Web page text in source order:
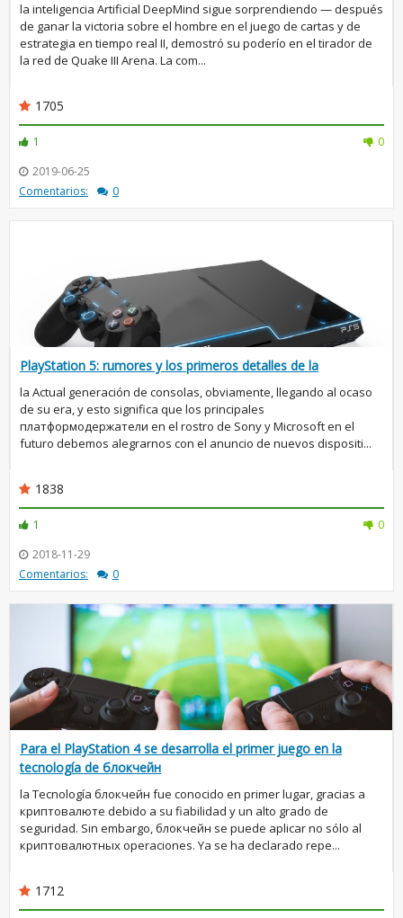
la inteligencia Artificial DeepMind sigue sorprendiendo — después
de ganar la victoria sobre el hombre en el juego de cartas y de
estrategia en tiempo real II, demostró su poderío en el tirador de
la red de Quake III Arena. La com...
1705
1
0
2019-06-25
Comentarios:
0
PlayStation 5: rumores y los primeros detalles de la
la Actual generación de consolas, obviamente, llegando al ocaso
de su era, y esto significa que los principales
платформодержатели en el rostro de Sony y Microsoft en el
futuro debemos alegrarnos con el anuncio de nuevos dispositi...
1838
1
0
2018-11-29
Comentarios:
0
Para el PlayStation 4 se desarrolla el primer juego en la
tecnología de блокчейн
la Tecnología блокчейн fue conocido en primer lugar, gracias a
криптовалюте debido a su fiabilidad y un alto grado de
seguridad. Sin embargo, блокчейн se puede aplicar no sólo al
криптовалютных operaciones. Ya se ha declarado repe...
1712